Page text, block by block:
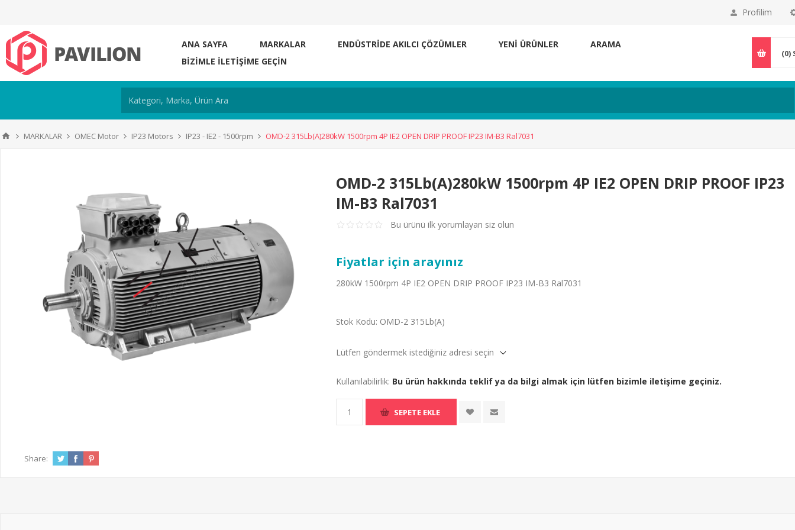
Profilim
ANA SAYFA MARKALAR ENDÜSTRİDE AKILCI ÇÖZÜMLER YENI ÜRÜNLER
ARAMA
BIZIMLE ILETIŞIME GEÇIN
(0)
MARKALAR OMEC Motor IP23 Motors IP23 - IE2 - 1500rpm OMD-2 315Lb(A)280kW 1500rpm 4P IE2 OPEN DRIP PROOF IP23 IM-B3 Ral7031
OMD-2 315Lb(A)280kW 1500rpm 4P IE2 OPEN DRIP PROOF IP23
IM-B3 Ral7031
Bu ürünü ilk yorumlayan siz olun
Fiyatlar için arayınız
280kW 1500rpm 4P IE2 OPEN DRIP PROOF IP23 IM-B3 Ral7031
Stok Kodu: OMD-2 315Lb(A)
Lütfen göndermek istediğiniz adresi seçin
Kullanılabilirlik: Bu ürün hakkında teklif ya da bilgi almak için lütfen bizimle iletişime geçiniz.
Share: